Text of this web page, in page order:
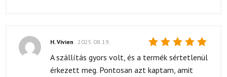
Értékelés:
H. Vivien 2025.08.19.
A szállítás gyors volt, és a termék sértetlenül
érkezett meg. Pontosan azt kaptam, amit